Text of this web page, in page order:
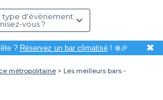
type d'évènement
vous ?
? Réservez un bar climatisé! ❄️🎉 ✖
métropolitaine
Les meilleurs bars -